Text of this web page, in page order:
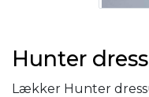
Hunter
Lækker Hunter